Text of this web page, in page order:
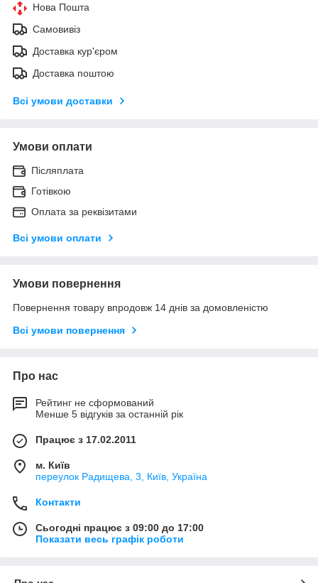
Нова Пошта
Самовивіз
Доставка кур'єром
Доставка поштою
Всі умови доставки
Умови оплати
Післяплата
Готівкою
Оплата за реквізитами
Всі умови оплати
Умови повернення
Повернення товару впродовж 14 днів за домовленістю
Всі умови повернення
Про нас
Рейтинг не сформований
Менше 5 відгуків за останній рік
Працює з 17.02.2011
м. Київ
переулок Радищева, 3, Київ, Україна
Контакти
Сьогодні працює з 09:00 до 17:00
Показати весь графік роботи